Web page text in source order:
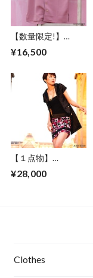
【数量限定!】
ABSURD 半袖シャ
ツ メンズ レディー
ッドボタン ダーク
ピンク アブサード
MYMLAN（P）
¥16,500
【１点物】
ABSURD ワンピー
ス サテン パーティ
¥28,000
Clothes